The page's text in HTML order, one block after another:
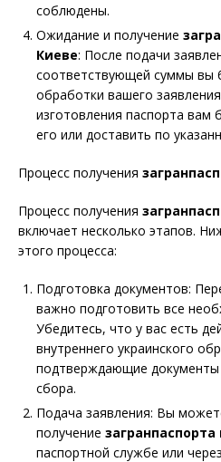
соблюдены.
Ожидание и получение
Киеве: После подачи
соответствующей суммы вы
обработки вашего
изготовления паспорта вам
его или доставить по
Процесс получения
Процесс получения
включает несколько этапов.
этого процесса:
Подготовка документов:
важно подготовить все
Убедитесь, что у вас есть
внутреннего украинского
подтверждающие документы
сбора.
Подача заявления: Вы
получение
паспортной службе или